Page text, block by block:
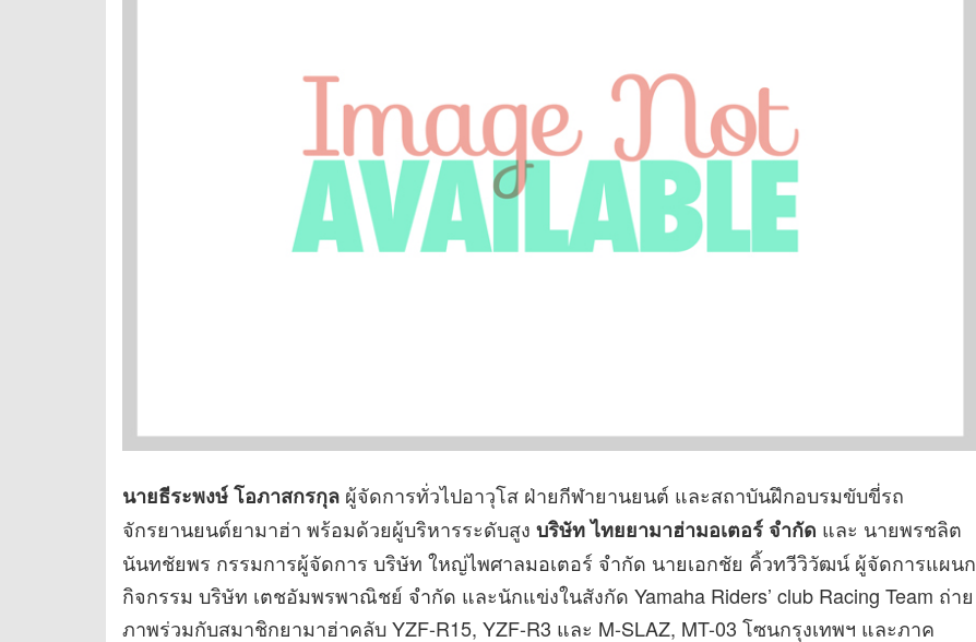
นายธีระพงษ์ โอภาสกรกุล ผู้จัดการทั่วไปอาวุโส ฝ่ายกีฬายานยนต์ และสถาบันฝึกอบรมขับขี่รถ
จักรยานยนต์ยามาฮ่า พร้อมด้วยผู้บริหารระดับสูง บริษัท ไทยยามาฮ่ามอเตอร์ จำกัด และ นายพรชลิต
นันทชัยพร กรรมการผู้จัดการ บริษัท ใหญ่ไพศาลมอเตอร์ จำกัด นายเอกชัย คิ้วทวีวิวัฒน์ ผู้จัดการแผนก
กิจกรรม บริษัท เตชอัมพรพาณิชย์ จำกัด และนักแข่งในสังกัด Yamaha Riders’ club Racing Team ถ่าย
ภาพร่วมกับสมาชิกยามาฮ่าคลับ YZF-R15, YZF-R3 และ M-SLAZ, MT-03 โซนกรุงเทพฯ และภาค